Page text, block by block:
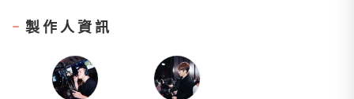
製作人資訊